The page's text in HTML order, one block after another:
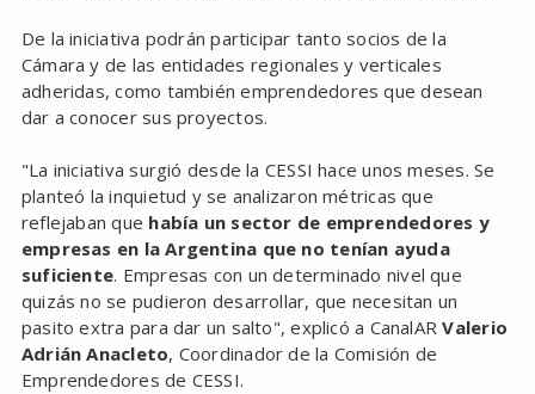
De la iniciativa podrán participar tanto socios de la
Cámara y de las entidades regionales y verticales
adheridas, como también emprendedores que desean
dar a conocer sus proyectos.
"La iniciativa surgió desde la CESSI hace unos meses. Se
planteó la inquietud y se analizaron métricas que
reflejaban que había un sector de emprendedores y
empresas en la Argentina que no tenían ayuda
suficiente. Empresas con un determinado nivel que
quizás no se pudieron desarrollar, que necesitan un
pasito extra para dar un salto", explicó a CanalARValerio
Adrián Anacleto, Coordinador de la Comisión de
Emprendedores de CESSI.